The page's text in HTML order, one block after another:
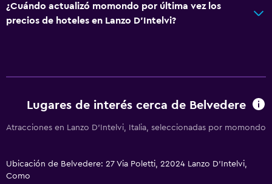
¿Cuándo actualizó momondo por última vez los
precios de hoteles en Lanzo D'Intelvi?
Lugares de interés cerca de Belvedere
Atracciones en Lanzo D'Intelvi, Italia, seleccionadas por momondo
Ubicación de Belvedere: 27 Via Poletti, 22024 Lanzo D'Intelvi,
Como